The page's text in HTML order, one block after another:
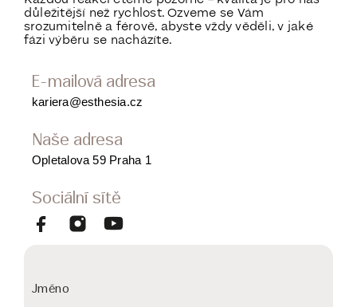
důležitější než rychlost. Ozveme se Vám
srozumitelně a férově, abyste vždy věděli, v jaké
fázi výběru se nacházíte.
E-mailová adresa
kariera@esthesia.cz
Naše adresa
Opletalova 59 Praha 1
Sociální sítě
Jméno